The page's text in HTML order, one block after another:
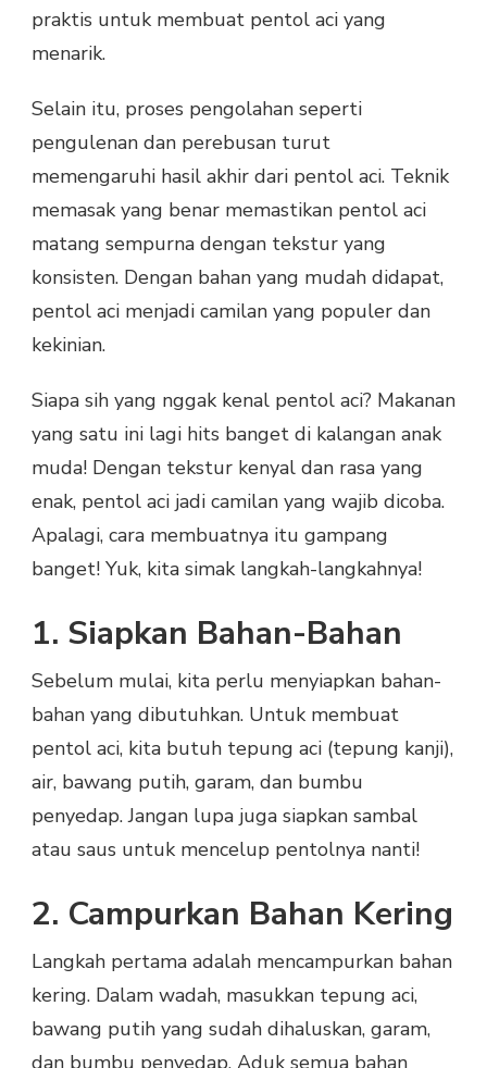
praktis untuk membuat pentol aci yang
menarik.
Selain itu, proses pengolahan seperti
pengulenan dan perebusan turut
memengaruhi hasil akhir dari pentol aci. Teknik
memasak yang benar memastikan pentol aci
matang sempurna dengan tekstur yang
konsisten. Dengan bahan yang mudah didapat,
pentol aci menjadi camilan yang populer dan
kekinian.
Siapa sih yang nggak kenal pentol aci? Makanan
yang satu ini lagi hits banget di kalangan anak
muda! Dengan tekstur kenyal dan rasa yang
enak, pentol aci jadi camilan yang wajib dicoba.
Apalagi, cara membuatnya itu gampang
banget! Yuk, kita simak langkah-langkahnya!
1. Siapkan Bahan-Bahan
Sebelum mulai, kita perlu menyiapkan bahan-
bahan yang dibutuhkan. Untuk membuat
pentol aci, kita butuh tepung aci (tepung kanji),
air, bawang putih, garam, dan bumbu
penyedap. Jangan lupa juga siapkan sambal
atau saus untuk mencelup pentolnya nanti!
2. Campurkan Bahan Kering
Langkah pertama adalah mencampurkan bahan
kering. Dalam wadah, masukkan tepung aci,
bawang putih yang sudah dihaluskan, garam,
dan bumbu penyedap. Aduk semua bahan